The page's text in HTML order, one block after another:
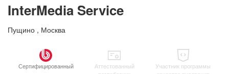
InterMedia Service
Пущино , Москва
Сертифицированный
Аттестованный
Участник программы